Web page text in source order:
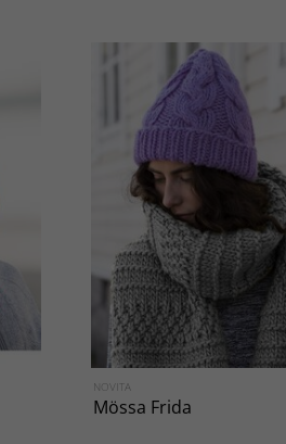
NOVITA
Mössa Frida